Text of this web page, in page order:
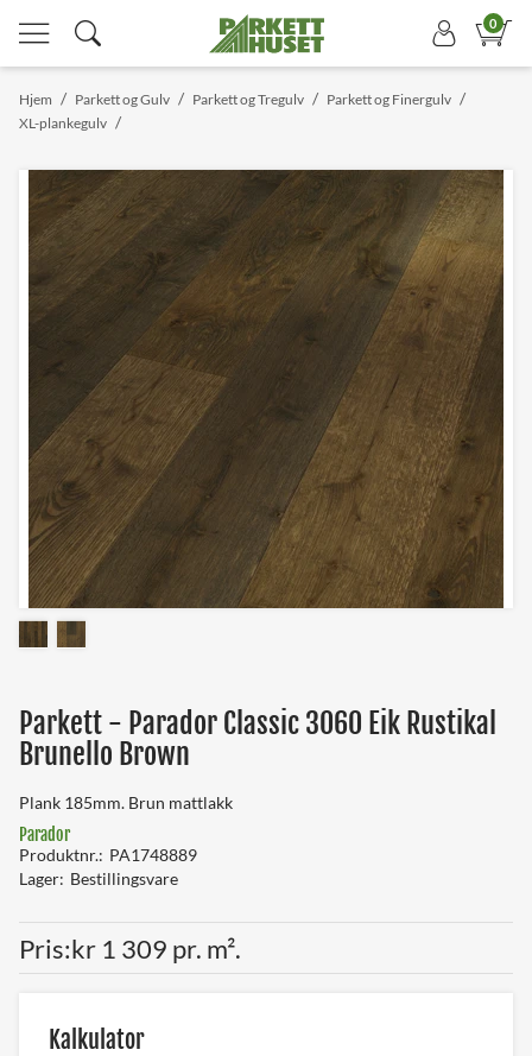
0
/
Hjem /
Parkett og Gulv /
Parkett og Tregulv /
Parkett og Finergulv
/
XL-plankegulv
Parkett - Parador Classic 3060 Eik Rustikal
Brunello Brown
Plank 185mm. Brun mattlakk
Parador
Produktnr. PA1748889
Lager Bestillingsvare
Pris kr 1 309 pr. m².
Kalkulator